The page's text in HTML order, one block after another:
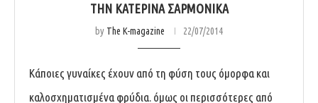
ΤΗΝ ΚΑΤΕΡΊΝΑ ΣΑΡΜΟΝΙΚΆ
by The K-magazine 22/07/2014
Κάποιες γυναίκες έχουν από τη φύση τους όμορφα και
καλοσχηματισμένα φρύδια. όμως οι περισσότερες από